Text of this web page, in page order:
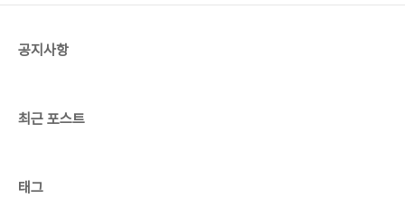
공지사항
최근 포스트
태그